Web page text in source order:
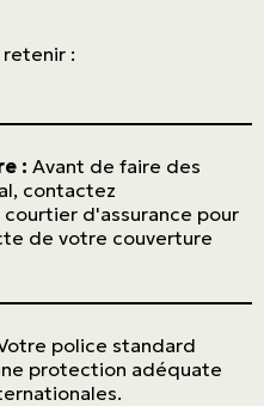
:
:Avant de faire des
contactez
d'assurance pour
de votre couverture
police standard
protection adéquate